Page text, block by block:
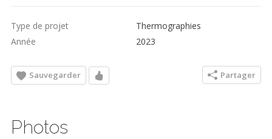
Type de projet
Thermographies
Année
2023
Sauvegarder Partager
Photos